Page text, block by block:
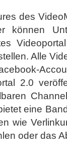
des
können
Alle
2.0
eine
wie
oder das